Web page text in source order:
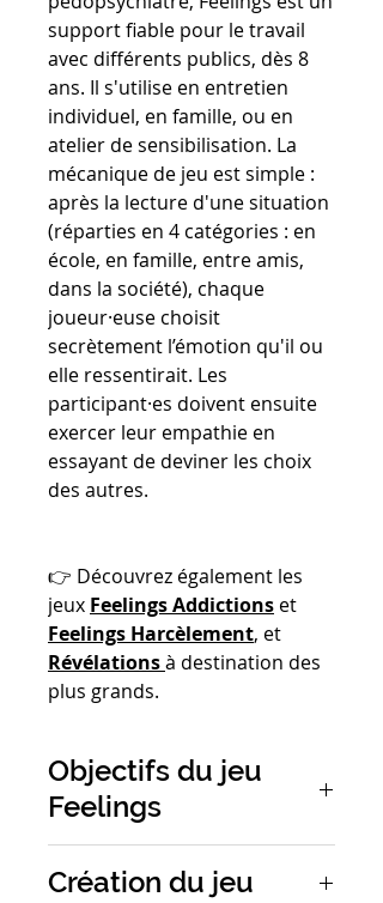
support fiable pour le travail
avec différents publics, dès 8
ans. Il s'utilise en entretien
individuel, en famille, ou en
atelier de sensibilisation. La
mécanique de jeu est simple :
après la lecture d'une situation
(réparties en 4 catégories : en
école, en famille, entre amis,
dans la société), chaque
joueur·euse choisit
secrètement l’émotion qu'il ou
elle ressentirait. Les
participant·es doivent ensuite
exercer leur empathie en
essayant de deviner les choix
des autres.
👉 Découvrez également les
jeux Feelings Addictions et
Feelings Harcèlement, et
Révélationsà destination des
plus grands.
Objectifs du jeu
Feelings
émotions et comprendre celles
Création du jeu